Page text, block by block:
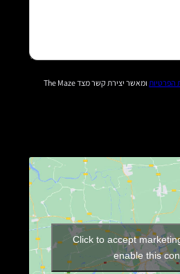
הפרטיות
ומאשר יצירת קשר מצד The Maze
Click to accept
enable this